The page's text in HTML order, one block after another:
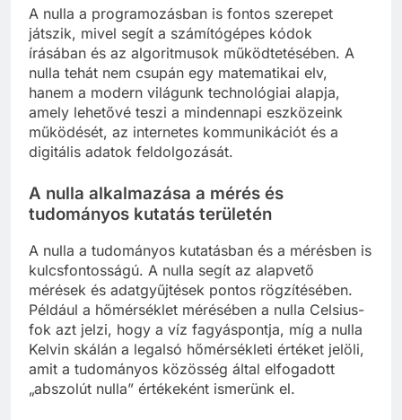
A nulla a programozásban is fontos szerepet
játszik, mivel segít a számítógépes kódok
írásában és az algoritmusok működtetésében. A
nulla tehát nem csupán egy matematikai elv,
hanem a modern világunk technológiai alapja,
amely lehetővé teszi a mindennapi eszközeink
működését, az internetes kommunikációt és a
digitális adatok feldolgozását.
A nulla alkalmazása a mérés és
tudományos kutatás területén
A nulla a tudományos kutatásban és a mérésben is
kulcsfontosságú. A nulla segít az alapvető
mérések és adatgyűjtések pontos rögzítésében.
Például a hőmérséklet mérésében a nulla Celsius-
fok azt jelzi, hogy a víz fagyáspontja, míg a nulla
Kelvin skálán a legalsó hőmérsékleti értéket jelöli,
amit a tudományos közösség által elfogadott
„abszolút nulla” értékeként ismerünk el.